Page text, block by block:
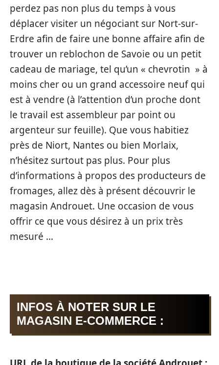
perdez pas non plus du temps à vous
déplacer visiter un négociant sur Nort-sur-
Erdre afin de faire une bonne affaire afin de
trouver un reblochon de Savoie ou un petit
cadeau de mariage, tel qu’un « chevrotin » à
moins cher ou un grand accessoire neuf qui
est à vendre (à l’attention d’un proche dont
le travail est assembleur par point ou
argenteur sur feuille). Que vous habitiez
près de Niort, Nantes ou bien Morlaix,
n’hésitez surtout pas plus. Pour plus
d’informations à propos des producteurs de
fromages, allez dès à présent découvrir le
magasin Androuet. Une occasion de vous
offrir ce que vous désirez à un prix très
mesuré …
INFOS À NOTER SUR LE
MAGASIN E-COMMERCE :